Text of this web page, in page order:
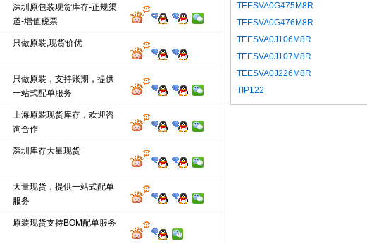
深圳原包装现货库存-正规渠
道-增值税票
只做原装,现货价优
只做原装，支持账期，提供
一站式配单服务
上海原装现货库存，欢迎咨
询合作
深圳库存大量现货
大量现货，提供一站式配单
服务
原装现货支持BOM配单服务
TEESVA0G475M8R
TEESVA0G476M8R
TEESVA0J106M8R
TEESVA0J107M8R
TEESVA0J226M8R
TIP122